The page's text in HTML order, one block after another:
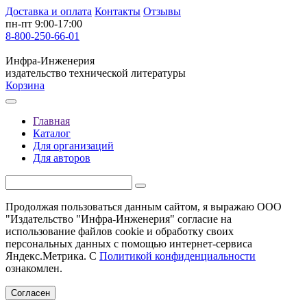
Доставка и оплата Контакты Отзывы
пн-пт 9:00-17:00
8-800-250-66-01
Инфра-Инженерия
издательство технической литературы
Корзина
Главная
Каталог
Для организаций
Для авторов
Продолжая пользоваться данным сайтом, я выражаю ООО
"Издательство "Инфра-Инженерия" согласие на
использование файлов cookie и обработку своих
персональных данных с помощью интернет-сервиса
Яндекс.Метрика. С Политикой конфиденциальности
ознакомлен.
Согласен